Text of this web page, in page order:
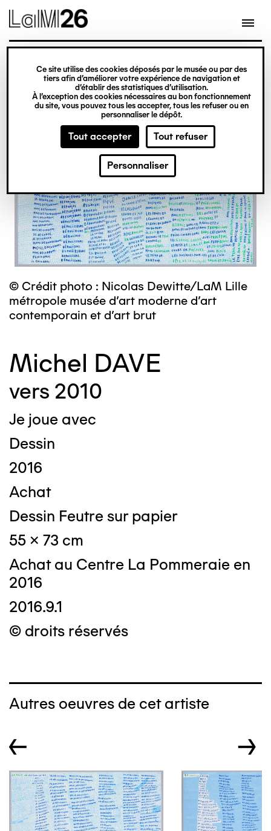
Gestion des cookies
Ce site utilise des cookies déposés par le musée ou par des
tiers afin d’améliorer votre expérience de navigation et
d’établir des statistiques d’utilisation.
À l’exception des cookies nécessaires au bon fonctionnement
du site, vous pouvez tous les accepter, tous les refuser ou en
personnaliser le dépôt.
Tout accepter Tout refuser
Personnaliser
contenu
© Crédit photo : Nicolas Dewitte/LaM Lille
métropole musée d’art moderne d’art
contemporain et d’art brut
Michel DAVE
vers 2010
Je joue avec
Dessin
2016
Achat
Dessin Feutre sur papier
55 x 73 cm
Achat au Centre La Pommeraie en
2016
2016.9.1
© droits réservés
Autres oeuvres de cet artiste
← →